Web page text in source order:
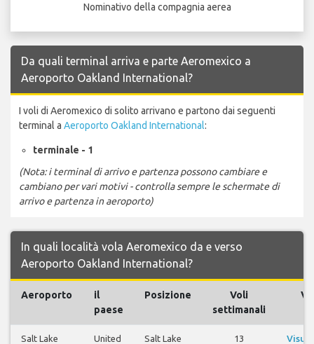
Nominativo della compagnia aerea
Da quali terminal arriva e parte Aeromexico a
Aeroporto Oakland International?
I voli di Aeromexico di solito arrivano e partono dai seguenti
terminal a Aeroporto Oakland International:
terminale - 1
(Nota: i terminal di arrivo e partenza possono cambiare e
cambiano per vari motivi - controlla sempre le schermate di
arrivo e partenza in aeroporto)
In quali località vola Aeromexico da e verso
Aeroporto Oakland International?
Aeroporto
il
paese
Posizione
Voli
settimanali
Salt Lake
United
Salt Lake
13